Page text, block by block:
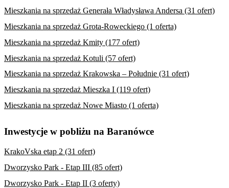
Mieszkania na sprzedaż Generała Władysława Andersa (31 ofert)
Mieszkania na sprzedaż Grota-Roweckiego (1 oferta)
Mieszkania na sprzedaż Kmity (177 ofert)
Mieszkania na sprzedaż Kotuli (57 ofert)
Mieszkania na sprzedaż Krakowska – Południe (31 ofert)
Mieszkania na sprzedaż Mieszka I (119 ofert)
Mieszkania na sprzedaż Nowe Miasto (1 oferta)
Inwestycje w pobliżu na Baranówce
KrakoVska etap 2 (31 ofert)
Dworzysko Park - Etap III (85 ofert)
Dworzysko Park - Etap II (3 oferty)